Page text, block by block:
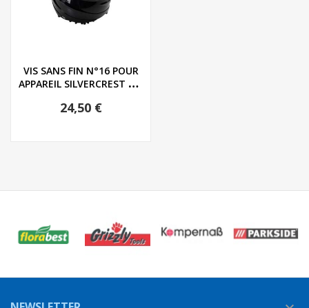
VIS SANS FIN N°16 POUR
APPAREIL SILVERCREST SSJ
24,50 €